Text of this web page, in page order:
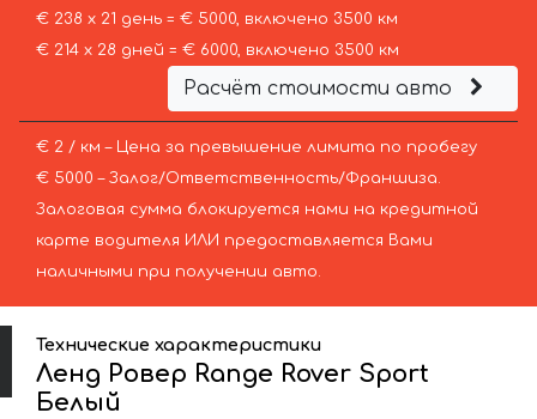
€ 238 х 21 день = € 5000, включено 3500 км
€ 214 х 28 дней = € 6000, включено 3500 км
Расчёт стоимости авто
€ 2 / км – Цена за превышение лимита по пробегу
€ 5000 – Залог/Ответственность/Франшиза.
Залоговая сумма блокируется нами на кредитной
карте водителя ИЛИ предоставляется Вами
наличными при получении авто.
Технические характеристики
Ленд Ровер Range Rover Sport
Белый